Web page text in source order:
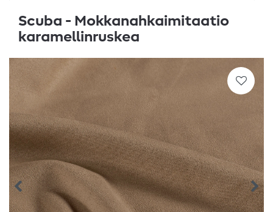
Scuba - Mokkanahkaimitaatio
karamellinruskea